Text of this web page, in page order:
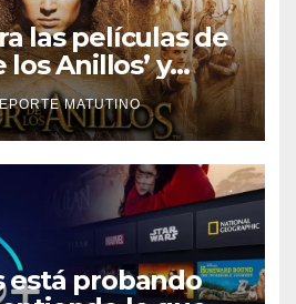
las películas de
los Anillos’ y
sobre la
MATUTINO
está probando